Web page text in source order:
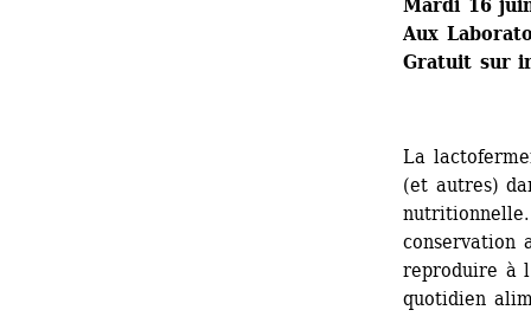
Mardi 16
Aux
Gratuit sur
La
(et autres)
conservation
reproduire à
quotidien